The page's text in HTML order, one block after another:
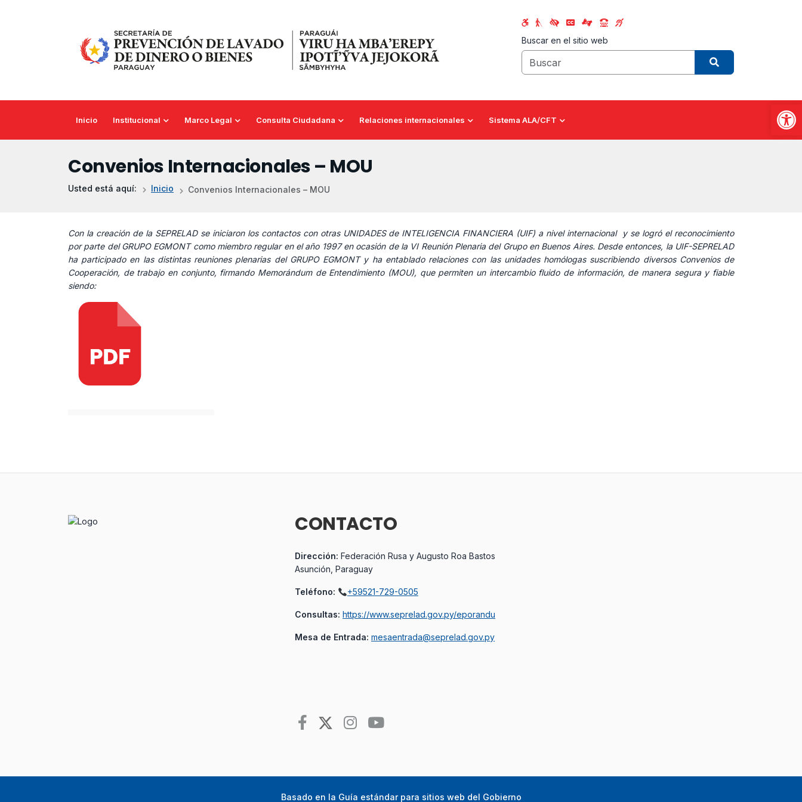
Buscar en el sitio web
Inicio Institucional Marco Legal Consulta Ciudadana Relaciones internacionales Sistema ALA/CFT
Convenios Internacionales – MOU
Usted está aquí: Inicio Convenios Internacionales – MOU
Con la creación de la SEPRELAD se iniciaron los contactos con otras UNIDADES de INTELIGENCIA FINANCIERA (UIF) a nivel internacional y se logró el reconocimiento
por parte del GRUPO EGMONT como miembro regular en el año 1997 en ocasión de la VI Reunión Plenaria del Grupo en Buenos Aires. Desde entonces, la UIF-SEPRELAD
ha participado en las distintas reuniones plenarias del GRUPO EGMONT y ha entablado relaciones con las unidades homólogas suscribiendo diversos Convenios de
Cooperación, de trabajo en conjunto, firmando Memorándum de Entendimiento (MOU), que permiten un intercambio fluido de información, de manera segura y fiable
siendo:
CONTACTO
Dirección: Federación Rusa y Augusto Roa Bastos
Asunción, Paraguay
Teléfono: +59521-729-0505
Consultas: https://www.seprelad.gov.py/eporandu
Mesa de Entrada: mesaentrada@seprelad.gov.py
Basado en la Guía estándar para sitios web del Gobierno